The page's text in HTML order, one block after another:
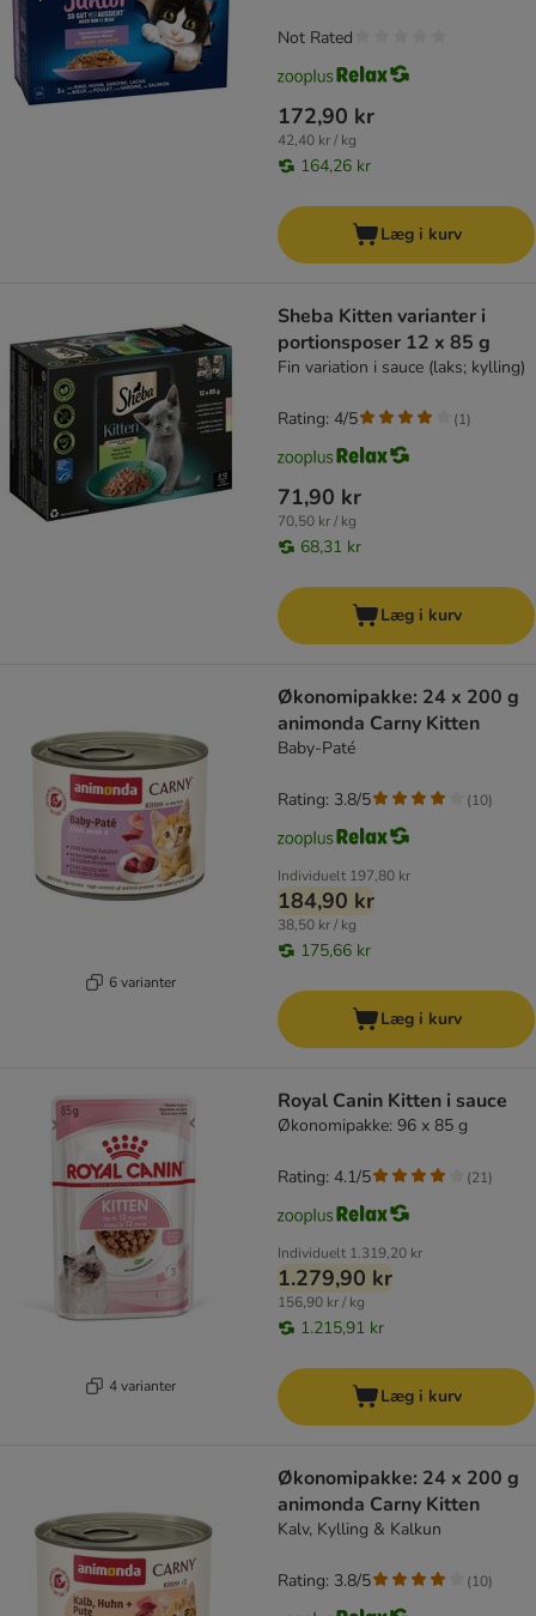
172,90 kr
42,40 kr / kg
164,26 kr
Not Rated
Læg i kurv
Sheba Kitten varianter i
portionsposer 12 x 85 g
Fin variation i sauce (laks; kylling)
71,90 kr
70,50 kr / kg
68,31 kr
Rating: 4/5 (1)
Læg i kurv
6 varianter
Økonomipakke: 24 x 200 g
animonda Carny Kitten
Baby-Paté
Individuelt 197,80 kr
184,90 kr
38,50 kr / kg
175,66 kr
Rating: 3.8/5 (10)
Læg i kurv
4 varianter
Royal Canin Kitten i sauce
Økonomipakke: 96 x 85 g
Individuelt 1.319,20 kr
1.279,90 kr
156,90 kr / kg
1.215,91 kr
Rating: 4.1/5 (21)
Læg i kurv
Økonomipakke: 24 x 200 g
animonda Carny Kitten
Kalv, Kylling & Kalkun
Rating: 3.8/5 (10)